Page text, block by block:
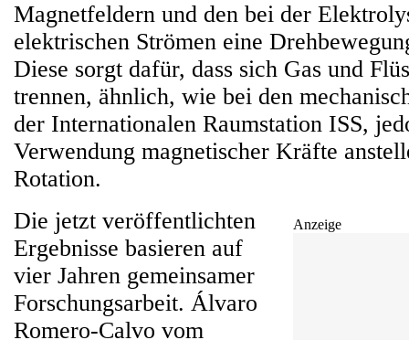
Magnetfeldern und den bei der
elektrischen Strömen eine
Diese sorgt dafür, dass sich Gas und
trennen, ähnlich, wie bei den
der Internationalen Raumstation ISS,
Verwendung magnetischer Kräfte
Rotation.
Anzeige
Die jetzt veröffentlichten
Ergebnisse basieren auf
vier Jahren gemeinsamer
Forschungsarbeit. Álvaro
Romero-Calvo vom